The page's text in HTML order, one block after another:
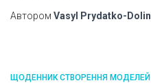
Автором Vasyl Prydatko-Dolin
ЩОДЕННИК СТВОРЕННЯ МОДЕЛЕЙ